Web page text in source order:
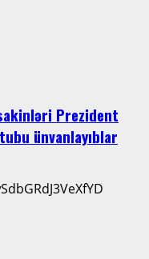
Prezident
ünvanlayıblar